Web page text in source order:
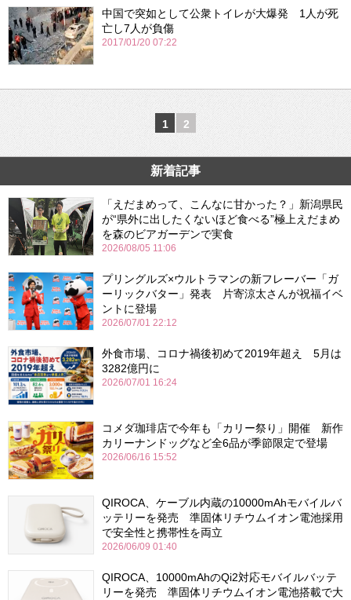
中国で突如として公衆トイレが大爆発 1人が死
亡し7人が負傷
2017/01/20 07:22
1 2
新着記事
「えだまめって、こんなに甘かった？」新潟県民
が“県外に出したくないほど食べる”極上えだまめ
を森のビアガーデンで実食
2026/08/05 11:06
プリングルズ×ウルトラマンの新フレーバー「ガ
ーリックバター」発表 片寄涼太さんが祝福イベ
ントに登場
2026/07/01 22:12
外食市場、コロナ禍後初めて2019年超え 5月は
3282億円に
2026/07/01 16:24
コメダ珈琲店で今年も「カリー祭り」開催 新作
カリーナンドッグなど全6品が季節限定で登場
2026/06/16 15:52
QIROCA、ケーブル内蔵の10000mAhモバイルバ
ッテリーを発売 準固体リチウムイオン電池採用
で安全性と携帯性を両立
2026/06/09 01:40
QIROCA、10000mAhのQi2対応モバイルバッテ
リーを発売 準固体リチウムイオン電池搭載で大